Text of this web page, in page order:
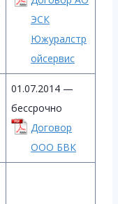
ЭСК
Южуралстр
ойсервис
01.07.2014 —
бессрочно
Договор
ООО БВК